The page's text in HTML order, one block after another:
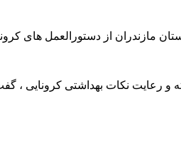
از دستورالعمل های
رعایت نکات بهداشتی کرونایی